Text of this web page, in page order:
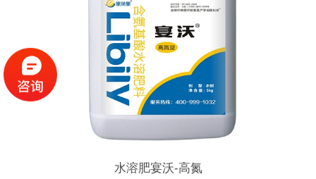
水溶肥宴沃-高氮